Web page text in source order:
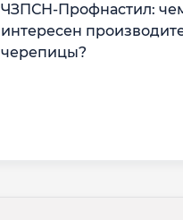
ЧЗПСН-Профнастил:
интересен
черепицы?